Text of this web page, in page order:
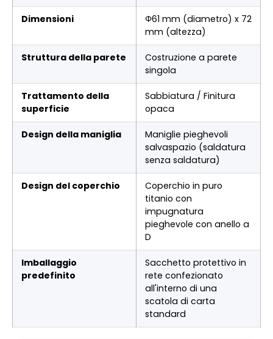
Dimensioni
Φ61 mm (diametro) x 72
mm (altezza)
Struttura della parete
Costruzione a parete
singola
Trattamento della
superficie
Sabbiatura / Finitura
opaca
Design della maniglia
Maniglie pieghevoli
salvaspazio (saldatura
senza saldatura)
Design del coperchio
Coperchio in puro
titanio con
impugnatura
pieghevole con anello a
D
Imballaggio
predefinito
Sacchetto protettivo in
rete confezionato
all'interno di una
scatola di carta
standard